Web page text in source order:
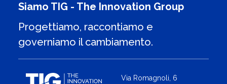
Siamo TIG - The Innovation Group
Progettiamo, raccontiamo e
governiamo il cambiamento.
Via Romagnoli, 6